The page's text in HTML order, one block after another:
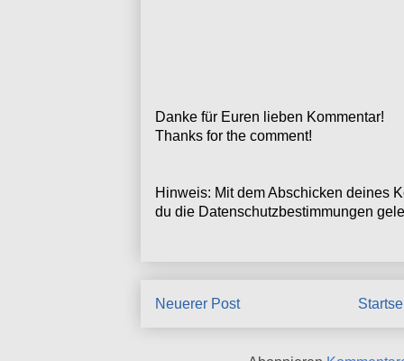
Danke für Euren lieben Kommentar!
Thanks for the comment!
Hinweis: Mit dem Abschicken deines
du die Datenschutzbestimmungen
Neuerer Post